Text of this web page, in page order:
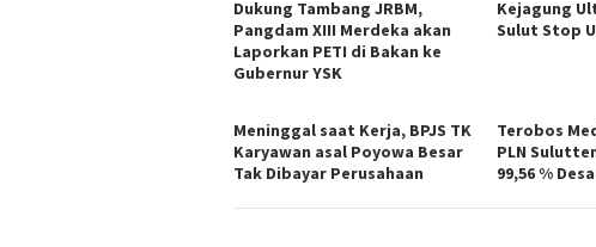
Dukung Tambang JRBM,
Pangdam XIII Merdeka akan
Laporkan PETI di Bakan ke
Gubernur YSK
Kejagung
Sulut Stop
Meninggal saat Kerja, BPJS TK
Karyawan asal Poyowa Besar
Tak Dibayar Perusahaan
Terobos
PLN
99,56 %